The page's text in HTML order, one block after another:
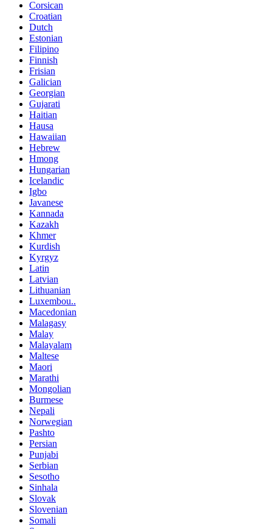
Corsican
Croatian
Dutch
Estonian
Filipino
Finnish
Frisian
Galician
Georgian
Gujarati
Haitian
Hausa
Hawaiian
Hebrew
Hmong
Hungarian
Icelandic
Igbo
Javanese
Kannada
Kazakh
Khmer
Kurdish
Kyrgyz
Latin
Latvian
Lithuanian
Luxembou..
Macedonian
Malagasy
Malay
Malayalam
Maltese
Maori
Marathi
Mongolian
Burmese
Nepali
Norwegian
Pashto
Persian
Punjabi
Serbian
Sesotho
Sinhala
Slovak
Slovenian
Somali